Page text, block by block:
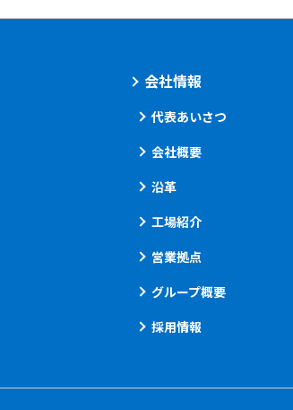
会社情報
代表あいさつ
会社概要
沿革
工場紹介
営業拠点
グループ概要
採用情報